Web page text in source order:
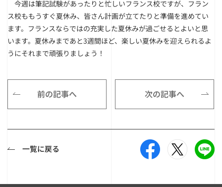
今週は筆記試験があったりと忙しいフランス校ですが、フラン
ス校ももうすぐ夏休み、皆さん計画が立てたりと準備を進めてい
ます。フランスならではの充実した夏休みが過ごせるとよいと思
います。夏休みまであと3週間ほど、楽しい夏休みを迎えられるよ
うにそれまで頑張りましょう！
前の記事へ 次の記事へ
一覧に戻る